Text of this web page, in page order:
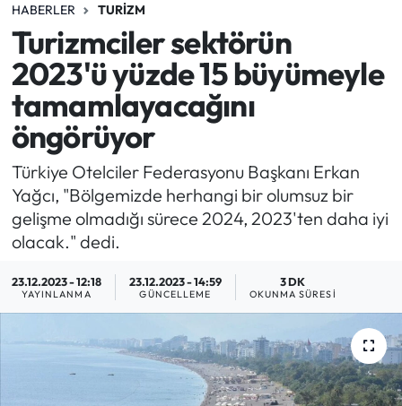
HABERLER TURIZM
Turizmciler sektörün
2023'ü yüzde 15 büyümeyle
tamamlayacağını
öngörüyor
Türkiye Otelciler Federasyonu Başkanı Erkan
Yağcı, "Bölgemizde herhangi bir olumsuz bir
gelişme olmadığı sürece 2024, 2023'ten daha iyi
olacak." dedi.
23.12.2023 - 12:18
YAYINLANMA
23.12.2023 - 14:59
GÜNCELLEME
3 DK
OKUNMA SÜRESI
EĞİTİM
EKONOMİ
GÜNCEL
GÜNDEM
MAGAZİN
SAĞLIK
SİYASET
SPOR
Süper Lig Puan Durumu ve Fikstür
Tüm Manşetler
Son Dakika Haberleri
Haber Arşivi